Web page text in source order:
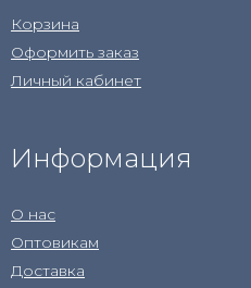
Корзина
Оформить заказ
Личный кабинет
Информация
О нас
Оптовикам
Доставка